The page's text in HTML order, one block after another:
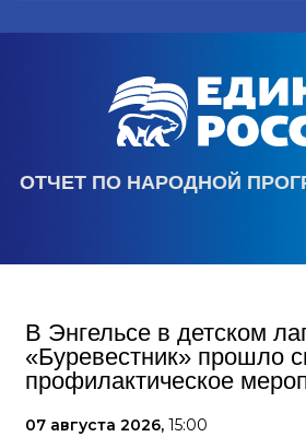
ОТЧЕТ ПО НАРОДНОЙ
В Энгельсе в детском
«Буревестник» прошло
профилактическое
07 августа 2026, 15:00